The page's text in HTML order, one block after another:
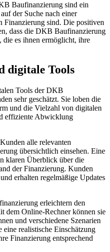
Baufinanzierung sind ein
der Suche nach einer
Finanzierung sind. Die positiven
dass die DKB Baufinanzierung
es ihnen ermöglicht, ihre
digitale Tools
Tools der DKB
sehr geschätzt. Sie loben die
und die Vielzahl von digitalen
effiziente Abwicklung
alle relevanten
übersichtlich einsehen. Eine
klaren Überblick über die
der Finanzierung. Kunden
erhalten regelmäßige Updates
erleichtern den
dem Online-Rechner können sie
und verschiedene Szenarien
realistische Einschätzung
Finanzierung entsprechend